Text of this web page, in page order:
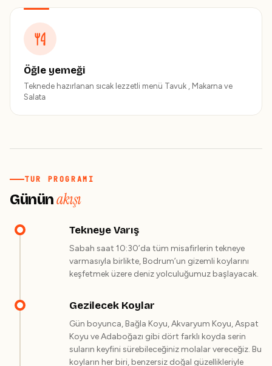
Öğle yemeği
Teknede hazırlanan sıcak lezzetli menü Tavuk , Makarna ve
Salata
TUR PROGRAMI
Gününakışı
Tekneye Varış
Sabah saat 10:30’da tüm misafirlerin tekneye
varmasıyla birlikte, Bodrum’un gizemli koylarını
keşfetmek üzere deniz yolculuğumuz başlayacak.
Gezilecek Koylar
Gün boyunca, Bağla Koyu, Akvaryum Koyu, Aspat
Koyu ve Adaboğazı gibi dört farklı koyda serin
suların keyfini sürebileceğiniz molalar vereceğiz. Bu
koyların her biri, benzersiz doğal güzellikleriyle